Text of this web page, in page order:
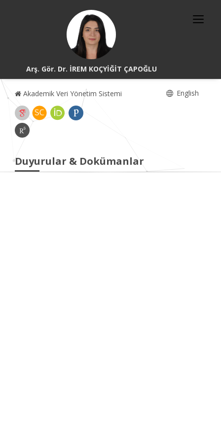
Arş. Gör. Dr. İREM KOÇYİĞİT ÇAPOĞLU
Akademik Veri Yönetim Sistemi English
Duyurular & Dokümanlar